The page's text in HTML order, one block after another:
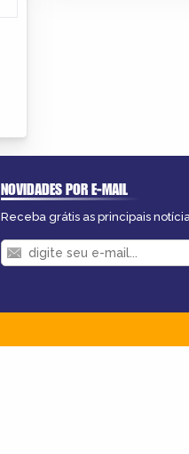
NOVIDADES POR E-MAIL
Receba grátis as principais